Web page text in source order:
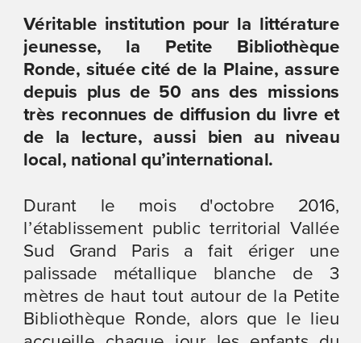
Véritable institution pour la littérature
jeunesse, la Petite Bibliothèque
Ronde, située cité de la Plaine, assure
depuis plus de 50 ans des missions
très reconnues de diffusion du livre et
de la lecture, aussi bien au niveau
local, national qu’international.
Durant le mois d'octobre 2016,
l’établissement public territorial Vallée
Sud Grand Paris a fait ériger une
palissade métallique blanche de 3
mètres de haut tout autour de la Petite
Bibliothèque Ronde, alors que le lieu